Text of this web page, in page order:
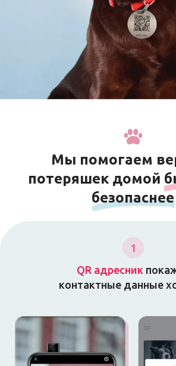
Мы помогаем
потеряшек домой
безопаснее
1
QR адресник
контактные данные